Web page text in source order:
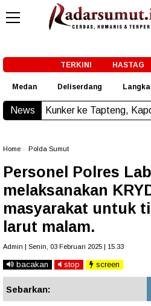
TERKINI HASTAG
Medan Deliserdang
News
ke Tapteng, Kapolda Sumut
Home Polda Sumut
Personel Polres
melaksanakan
masyarakat untuk
larut malam.
Admin | Senin, 03 Februari 2025 | 15.33
bacakan stop screen
Sebarkan: